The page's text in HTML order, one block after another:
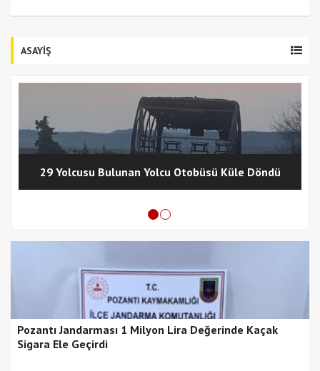
ASAYİŞ
29 Yolcusu Bulunan Yolcu Otobüsü Küle Döndü
Pozantı Jandarması 1 Milyon Lira Değerinde Kaçak
Sigara Ele Geçirdi